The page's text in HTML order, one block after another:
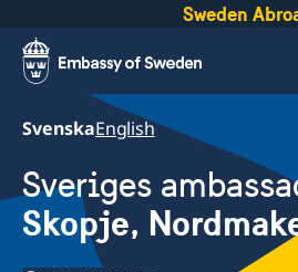
Sweden
SvenskaEnglish
Sveriges
Skopje,